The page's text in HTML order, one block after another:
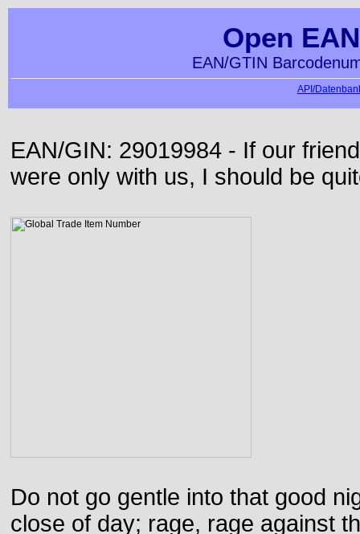
Open
EAN/GTIN
API/
EAN/GIN: 29019984 - If our
were only with us, I should be
Do not go gentle into that good
close of day; rage, rage against